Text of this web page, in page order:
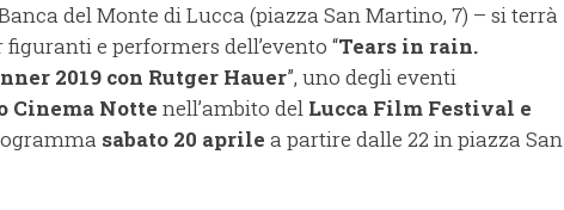
del Monte di Lucca (piazza San Martino, 7) – si terrà
e performers dell’evento “Tears in rain.
2019 con Rutger Hauer”, uno degli eventi
Cinema Notte nell’ambito del Lucca Film Festival e
sabato 20 aprile a partire dalle 22 in piazza San